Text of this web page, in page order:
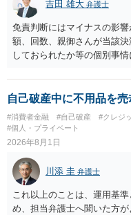
吉田 雄大 弁護士
免責判断にはマイナスの影
額、回数、親御さんが当該
しておられたか等の個別事
なって相談し、善後策を考
自己破産中に不用品を
#消費者金融 #自己破産 #クレジ
#個人・プライベート
2026年8月1日
川添 圭 弁護士
これ以上のことは、運用基
め、担当弁護士へ聞いた方が